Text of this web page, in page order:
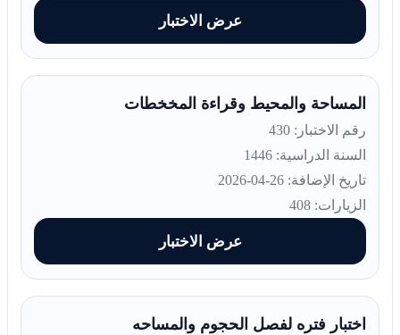
عرض الاختبار
المساحة والمحيط وقراءة المخخطات
رقم الاختبار: 430
السنة الدراسية: 1446
تاريخ الإضافة: 26-04-2026
الزيارات: 408
عرض الاختبار
اختبار فتره لفصل الحجوم والمساحه